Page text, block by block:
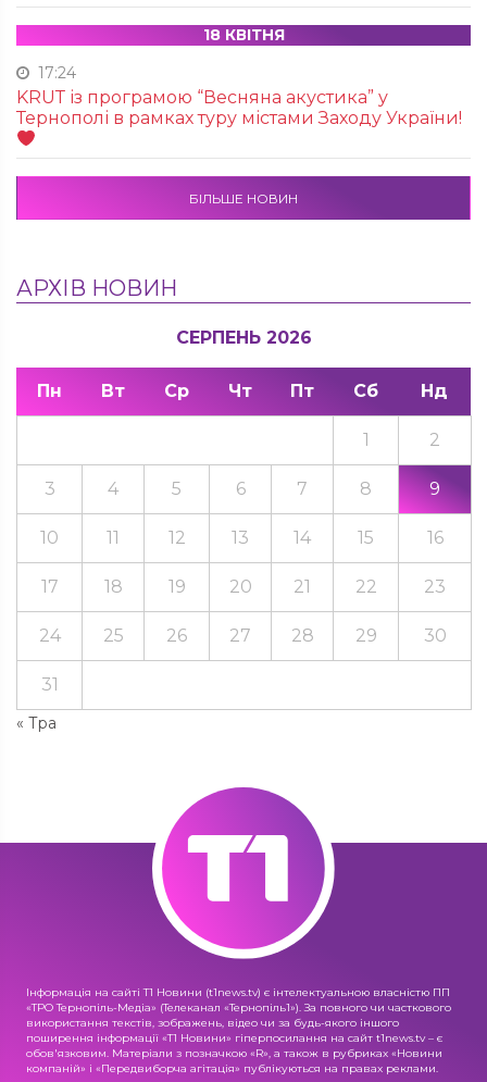
18 КВІТНЯ
17:24
KRUТ із програмою “Весняна акустика” у
Тернополі в рамках туру містами Заходу України!
БІЛЬШЕ НОВИН
АРХІВ НОВИН
СЕРПЕНЬ 2026
Пн Вт Ср Чт Пт Сб Нд
« Тра
1 2
3 4 5 6 7 8 9
10 11 12 13 14 15 16
17 18 19 20 21 22 23
24 25 26 27 28 29 30
31
Інформація на сайті Т1 Новини (t1news.tv) є інтелектуальною власністю ПП
«ТРО Тернопіль-Медіа» (Телеканал «Тернопіль1»). За повного чи часткового
використання текстів, зображень, відео чи за будь-якого іншого
поширення інформації «Т1 Новини» гіперпосилання на сайт t1news.tv – є
обов'язковим. Матеріали з позначкою «R», а також в рубриках «Новини
компаній» і «Передвиборча агітація» публікуються на правах реклами.